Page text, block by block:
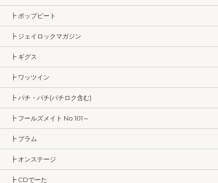
┣ ポップビート
┣ ジェイロックマガジン
┣ ギグス
┣ ワッツイン
┣ パチ・パチ(パチロク含む)
┣ フールズメイト No.101～
┣ プラム
┣ オンステージ
┣ CDでーた